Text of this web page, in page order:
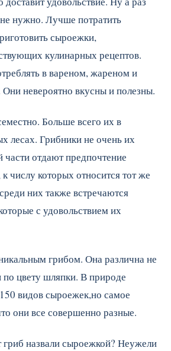
не нужно. Лучше потратить
сыроежки,
кулинарных рецептов.
в вареном, жареном и
невероятно вкусны и полезны.
Больше всего их в
лесах. Грибники не очень их
отдают предпочтение
числу которых относится тот же
них также встречаются
с удовольствием их
грибом. Она различна не
цвету шляпки. В природе
видов сыроежек,но самое
они все совершенно разные.
назвали сыроежкой? Неужели